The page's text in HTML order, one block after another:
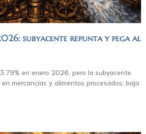
subyacente repunta y pega al
en enero 2026, pero la subyacente
mercancías y alimentos procesados; baja